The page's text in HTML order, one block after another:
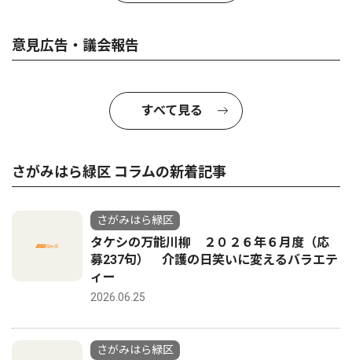
意見広告・議会報告
すべて見る
さがみはら緑区 コラムの新着記事
さがみはら緑区
タケシの万能川柳 ２０２６年６月度（応
募237句） 介護の日笑いに変えるバラエテ
ィー
2026.06.25
さがみはら緑区